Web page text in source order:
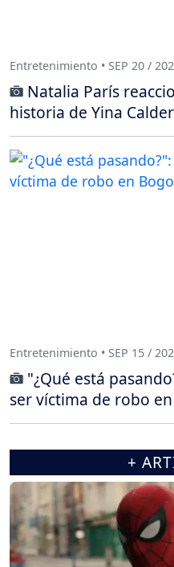
Entretenimiento • SEP 20 /
Natalia París
historia de Yina
Entretenimiento • SEP 15 /
"¿Qué está
ser víctima de robo
+